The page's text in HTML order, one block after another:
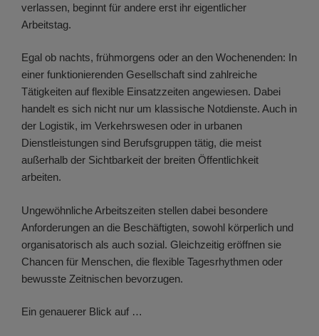
verlassen, beginnt für andere erst ihr eigentlicher
Arbeitstag.
Egal ob nachts, frühmorgens oder an den Wochenenden: In
einer funktionierenden Gesellschaft sind zahlreiche
Tätigkeiten auf flexible Einsatzzeiten angewiesen. Dabei
handelt es sich nicht nur um klassische Notdienste. Auch in
der Logistik, im Verkehrswesen oder in urbanen
Dienstleistungen sind Berufsgruppen tätig, die meist
außerhalb der Sichtbarkeit der breiten Öffentlichkeit
arbeiten.
Ungewöhnliche Arbeitszeiten stellen dabei besondere
Anforderungen an die Beschäftigten, sowohl körperlich und
organisatorisch als auch sozial. Gleichzeitig eröffnen sie
Chancen für Menschen, die flexible Tagesrhythmen oder
bewusste Zeitnischen bevorzugen.
Ein genauerer Blick auf …